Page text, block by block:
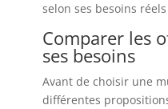
selon ses besoins
Comparer les
ses besoins
Avant de choisir une
différentes